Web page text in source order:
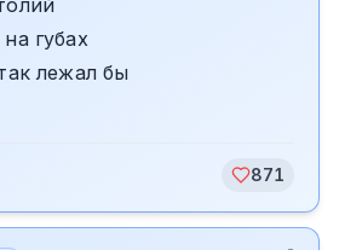
губах
лежал бы
871